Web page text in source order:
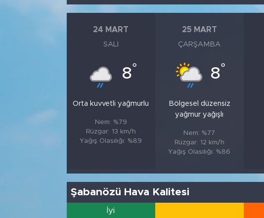
24 MART
SALI
8°
Orta kuvvetli yağmurlu
Nem: %79
Rüzgar: 13 km/h
Yağış Olasılığı: %89
25 MART
ÇARŞAMBA
8°
Bölgesel düzensiz
yağmur yağışlı
Nem: %77
Rüzgar: 12 km/h
Yağış Olasılığı: %86
Şabanözü Hava Kalitesi
İyi